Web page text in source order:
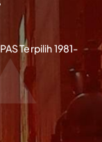
Terpilih 1981-